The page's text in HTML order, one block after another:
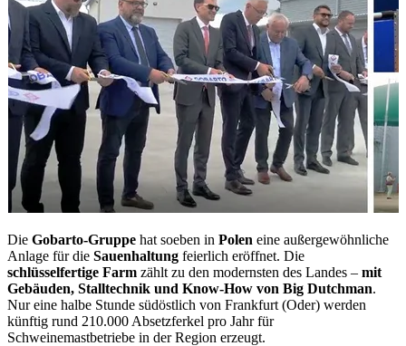
Die Gobarto-Gruppe hat soeben in Polen eine außergewöhnliche
Anlage für die Sauenhaltung feierlich eröffnet. Die
schlüsselfertige Farm zählt zu den modernsten des Landes – mit
Gebäuden, Stalltechnik und Know-How von Big Dutchman.
Nur eine halbe Stunde südöstlich von Frankfurt (Oder) werden
künftig rund 210.000 Absetzferkel pro Jahr für
Schweinemastbetriebe in der Region erzeugt.